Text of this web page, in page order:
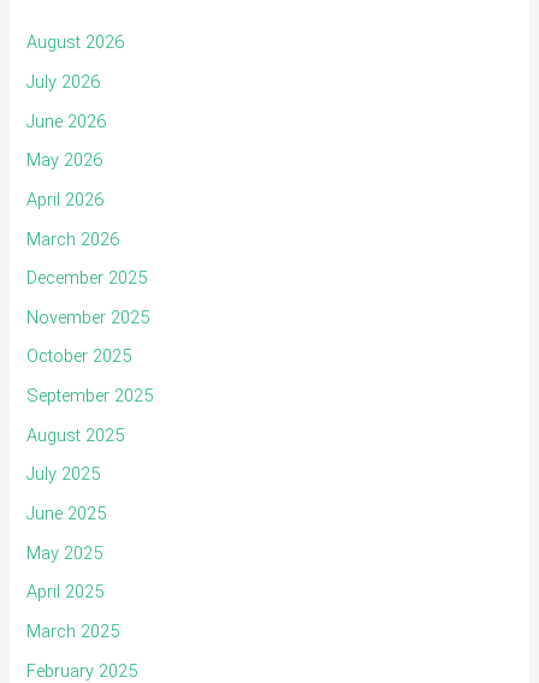
August 2026
July 2026
June 2026
May 2026
April 2026
March 2026
December 2025
November 2025
October 2025
September 2025
August 2025
July 2025
June 2025
May 2025
April 2025
March 2025
February 2025